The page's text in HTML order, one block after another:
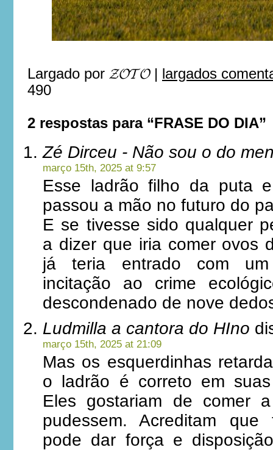
Largado por 𝓩𝓞𝓣𝓞| largados
490
2 respostas para “FRASE DO DIA”
Zé Dirceu - Não sou o do
março 15th, 2025 at 9:57
Esse ladrão filho da puta
passou a mão no futuro do
E se tivesse sido qualquer
a dizer que iria comer ovos
já teria entrado com
incitação ao crime
descondenado de nove
Ludmilla a cantora do HIno
março 15th, 2025 at 21:09
Mas os esquerdinhas
o ladrão é correto em
Eles gostariam de comer
pudessem. Acreditam
pode dar força e